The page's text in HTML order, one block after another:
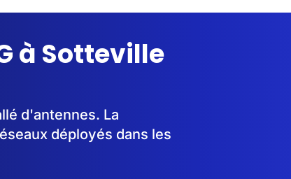
à Sotteville
d'antennes. La
déployés dans les